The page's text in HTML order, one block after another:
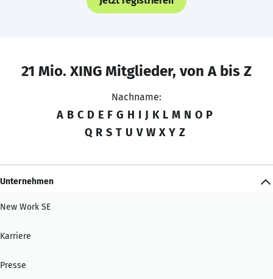
21 Mio. XING Mitglieder, von A bis Z
Nachname:
A B C D E F G H I J K L M N O P
Q R S T U V W X Y Z
Unternehmen
New Work SE
Karriere
Presse